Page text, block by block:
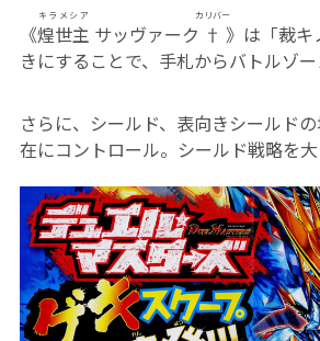
《煌世主
キラメシア
サッヴァーク †
カリバー
》は「裁
きにすることで、手札からバトルゾ
さらに、シールド、表向きシールド
在にコントロール。シールド戦略を